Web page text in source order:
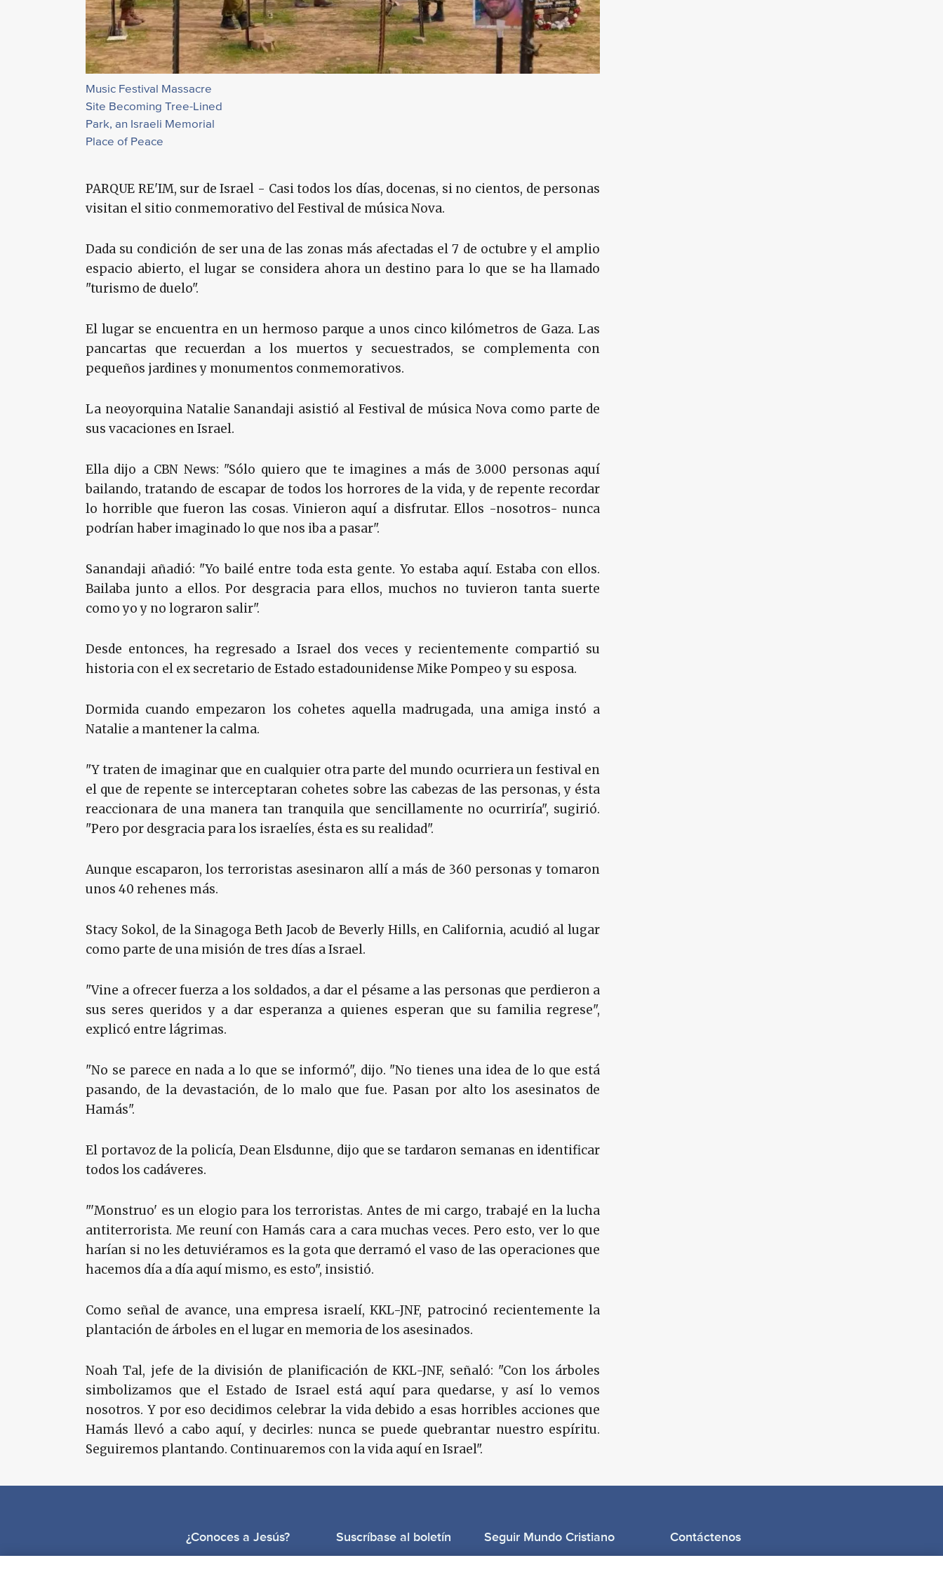
Music Festival Massacre
Site Becoming Tree-Lined
Park, an Israeli Memorial
Place of Peace
PARQUE RE'IM, sur de Israel - Casi todos los días, docenas, si no cientos, de personas
visitan el sitio conmemorativo del Festival de música Nova.
Dada su condición de ser una de las zonas más afectadas el 7 de octubre y el amplio
espacio abierto, el lugar se considera ahora un destino para lo que se ha llamado
"turismo de duelo".
El lugar se encuentra en un hermoso parque a unos cinco kilómetros de Gaza. Las
pancartas que recuerdan a los muertos y secuestrados, se complementa con
pequeños jardines y monumentos conmemorativos.
La neoyorquina Natalie Sanandaji asistió al Festival de música Nova como parte de
sus vacaciones en Israel.
Ella dijo a CBN News: "Sólo quiero que te imagines a más de 3.000 personas aquí
bailando, tratando de escapar de todos los horrores de la vida, y de repente recordar
lo horrible que fueron las cosas. Vinieron aquí a disfrutar. Ellos -nosotros- nunca
podrían haber imaginado lo que nos iba a pasar".
Sanandaji añadió: "Yo bailé entre toda esta gente. Yo estaba aquí. Estaba con ellos.
Bailaba junto a ellos. Por desgracia para ellos, muchos no tuvieron tanta suerte
como yo y no lograron salir".
Desde entonces, ha regresado a Israel dos veces y recientemente compartió su
historia con el ex secretario de Estado estadounidense Mike Pompeo y su esposa.
Dormida cuando empezaron los cohetes aquella madrugada, una amiga instó a
Natalie a mantener la calma.
"Y traten de imaginar que en cualquier otra parte del mundo ocurriera un festival en
el que de repente se interceptaran cohetes sobre las cabezas de las personas, y ésta
reaccionara de una manera tan tranquila que sencillamente no ocurriría", sugirió.
"Pero por desgracia para los israelíes, ésta es su realidad".
Aunque escaparon, los terroristas asesinaron allí a más de 360 personas y tomaron
unos 40 rehenes más.
Stacy Sokol, de la Sinagoga Beth Jacob de Beverly Hills, en California, acudió al lugar
como parte de una misión de tres días a Israel.
"Vine a ofrecer fuerza a los soldados, a dar el pésame a las personas que perdieron a
sus seres queridos y a dar esperanza a quienes esperan que su familia regrese",
explicó entre lágrimas.
"No se parece en nada a lo que se informó", dijo. "No tienes una idea de lo que está
pasando, de la devastación, de lo malo que fue. Pasan por alto los asesinatos de
Hamás".
El portavoz de la policía, Dean Elsdunne, dijo que se tardaron semanas en identificar
todos los cadáveres.
"'Monstruo' es un elogio para los terroristas. Antes de mi cargo, trabajé en la lucha
antiterrorista. Me reuní con Hamás cara a cara muchas veces. Pero esto, ver lo que
harían si no les detuviéramos es la gota que derramó el vaso de las operaciones que
hacemos día a día aquí mismo, es esto", insistió.
Como señal de avance, una empresa israelí, KKL-JNF, patrocinó recientemente la
plantación de árboles en el lugar en memoria de los asesinados.
Noah Tal, jefe de la división de planificación de KKL-JNF, señaló: "Con los árboles
simbolizamos que el Estado de Israel está aquí para quedarse, y así lo vemos
nosotros. Y por eso decidimos celebrar la vida debido a esas horribles acciones que
Hamás llevó a cabo aquí, y decirles: nunca se puede quebrantar nuestro espíritu.
Seguiremos plantando. Continuaremos con la vida aquí en Israel".
¿Conoces a Jesús? Suscríbase al boletín Seguir Mundo Cristiano Contáctenos